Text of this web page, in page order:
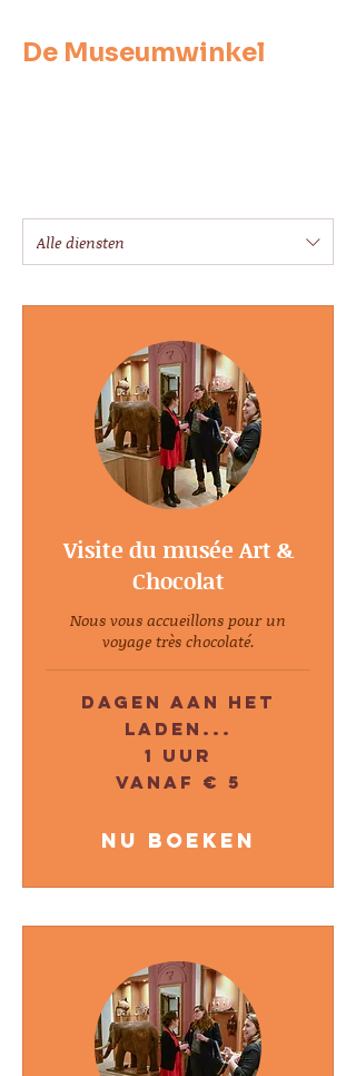
De Museumwinkel
Alle diensten
Visite du musée Art &
Chocolat
Nous vous accueillons pour un
voyage très chocolaté.
Dagen aan het
laden...
1 uur
Vanaf € 5
Nu boeken